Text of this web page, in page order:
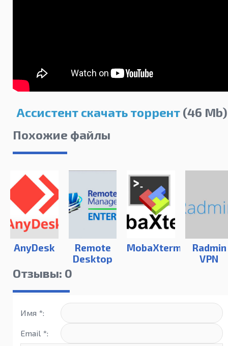
Ассистент скачать торрент(46 Mb)
Похожие файлы
AnyDesk
Remote
Desktop
Enterprise
MobaXterm
Radmin
VPN
Отзывы: 0
Имя *:
Email *: